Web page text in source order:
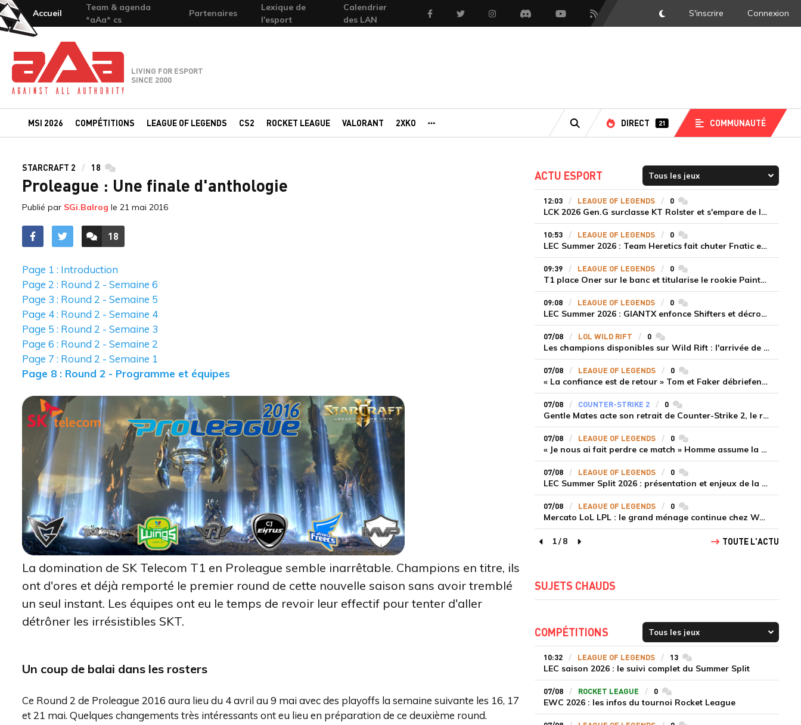
Accueil
Team & agenda
*aAa* cs
Partenaires
Lexique de
l'esport
Calendrier
des LAN
FacebookTwitter InstagramDiscord YoutubeFlux RSS DarkMode
S'inscrire Connexion
Team-aAa - against All authority
LIVING FOR ESPORT
SINCE 2000
MSI 2026 COMPÉTITIONS LEAGUE OF LEGENDS CS2 ROCKET LEAGUE VALORANT 2XKO
RECHERCHE
DIRECT 21 COMMUNAUTÉ
STARCRAFT 2 18 commentaires
Proleague : Une finale d'anthologie
Publié par SGi.Balrog le 21 mai 2016
ACCÉDER AUX
18
COMMENTAIRES
Page 1 : Introduction
Page 2 : Round 2 - Semaine 6
Page 3 : Round 2 - Semaine 5
Page 4 : Round 2 - Semaine 4
Page 5 : Round 2 - Semaine 3
Page 6 : Round 2 - Semaine 2
Page 7 : Round 2 - Semaine 1
Page 8 : Round 2 - Programme et équipes
La domination de SK Telecom T1 en Proleague semble inarrêtable. Champions en titre, ils
ont d'ores et déjà remporté le premier round de cette nouvelle saison sans avoir tremblé
un seul instant. Les équipes ont eu le temps de revoir leur effectif pour tenter d'aller
détrôner les irrésistibles SKT.
Un coup de balai dans les rosters
Ce Round 2 de Proleague 2016 aura lieu du 4 avril au 9 mai avec des playoffs la semaine suivante les 16, 17
et 21 mai. Quelques changements très intéressants ont eu lieu en préparation de ce deuxième round.
ACTU ESPORT
12:03 LEAGUE OF LEGENDS 0commentaires
LCK 2026 Gen.G surclasse KT Rolster et s'empare de la deuxième place du Legend Group
10:53 LEAGUE OF LEGENDS 0commentaires
LEC Summer 2026 : Team Heretics fait chuter Fnatic et lance enfin sa saison estivale
09:39 LEAGUE OF LEGENDS 0commentaires
T1 place Oner sur le banc et titularise le rookie Painter face à Hanwha Life Esports
09:08 LEAGUE OF LEGENDS 0commentaires
LEC Summer 2026 : GIANTX enfonce Shifters et décroche sa première victoire
07/08 LOL WILD RIFT 0commentaires
Les champions disponibles sur Wild Rift : l'arrivée de Cho'Gath
07/08 LEAGUE OF LEGENDS 0commentaires
« La confiance est de retour » Tom et Faker débriefent la victoire convaincante de T1 face à Dplus KIA
07/08 COUNTER-STRIKE 2 0commentaires
Gentle Mates acte son retrait de Counter-Strike 2, le roster ibérique libéré
07/08 LEAGUE OF LEGENDS 0commentaires
« Je nous ai fait perdre ce match » Homme assume la responsabilité de la défaite de HLE face à Gen.G
07/08 LEAGUE OF LEGENDS 0commentaires
LEC Summer Split 2026 : présentation et enjeux de la troisième semaine de compétition
07/08 LEAGUE OF LEGENDS 0commentaires
Mercato LoL LPL : le grand ménage continue chez Weibo Gaming, Jiejie quitte le navire au profit de Xiaohao
page précédente
1/8
page suivante
TOUTE L'ACTU
SUJETS CHAUDS
COMPÉTITIONS
10:32 LEAGUE OF LEGENDS 13commentaires
LEC saison 2026 : le suivi complet du Summer Split
07/08 ROCKET LEAGUE 0commentaires
EWC 2026 : les infos du tournoi Rocket League